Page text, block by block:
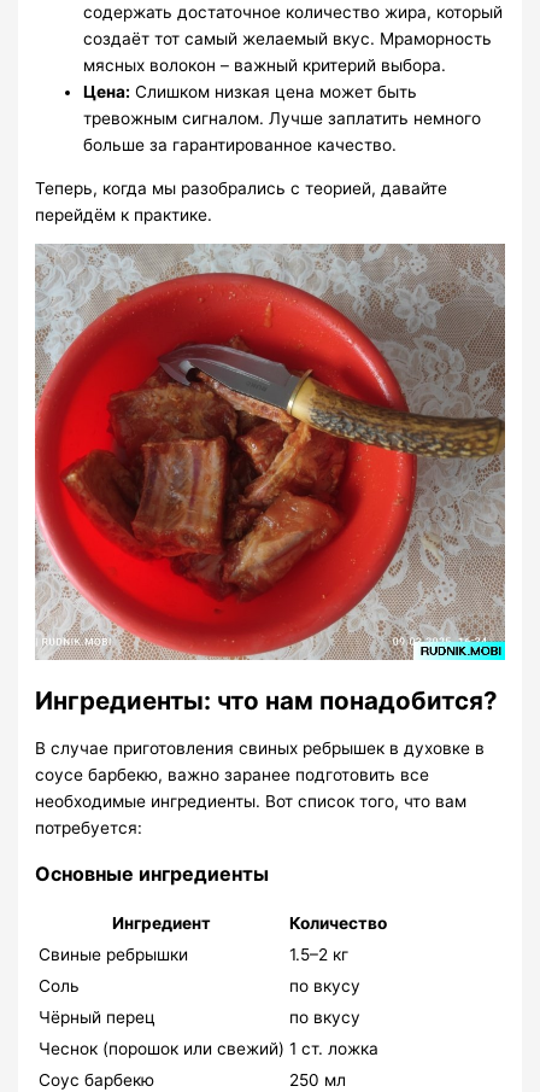
содержать достаточное количество жира, который
создаёт тот самый желаемый вкус. Мраморность
мясных волокон – важный критерий выбора.
Цена: Слишком низкая цена может быть
тревожным сигналом. Лучше заплатить немного
больше за гарантированное качество.
Теперь, когда мы разобрались с теорией, давайте
перейдём к практике.
Ингредиенты: что нам понадобится?
В случае приготовления свиных ребрышек в духовке в
соусе барбекю, важно заранее подготовить все
необходимые ингредиенты. Вот список того, что вам
потребуется:
Основные ингредиенты
Ингредиент
Количество
Свиные ребрышки
1.5–2 кг
Соль
по вкусу
Чёрный перец
по вкусу
Чеснок (порошок или свежий) 1 ст. ложка
Соус барбекю
250 мл